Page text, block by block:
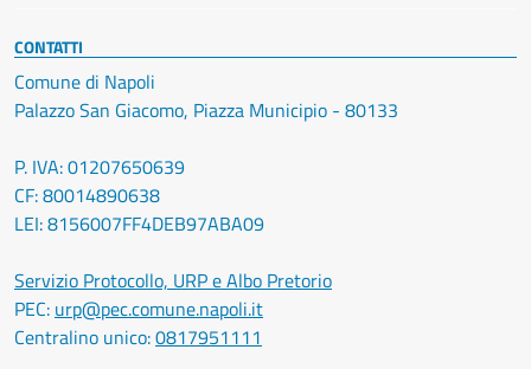
CONTATTI
Comune di Napoli
Palazzo San Giacomo, Piazza Municipio - 80133
P. IVA: 01207650639
CF: 80014890638
LEI: 8156007FF4DEB97ABA09
Servizio Protocollo, URP e Albo Pretorio
PEC: urp@pec.comune.napoli.it
Centralino unico:0817951111